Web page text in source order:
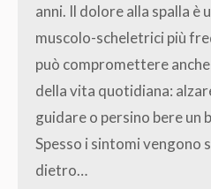
anni. Il dolore alla spalla è
muscolo-scheletrici più
può compromettere
della vita quotidiana:
guidare o persino bere un
Spesso i sintomi vengono
dietro…